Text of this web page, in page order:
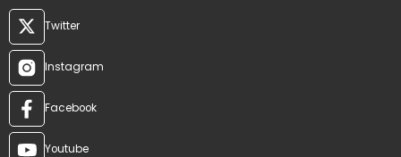
Twitter
Instagram
Facebook
Youtube